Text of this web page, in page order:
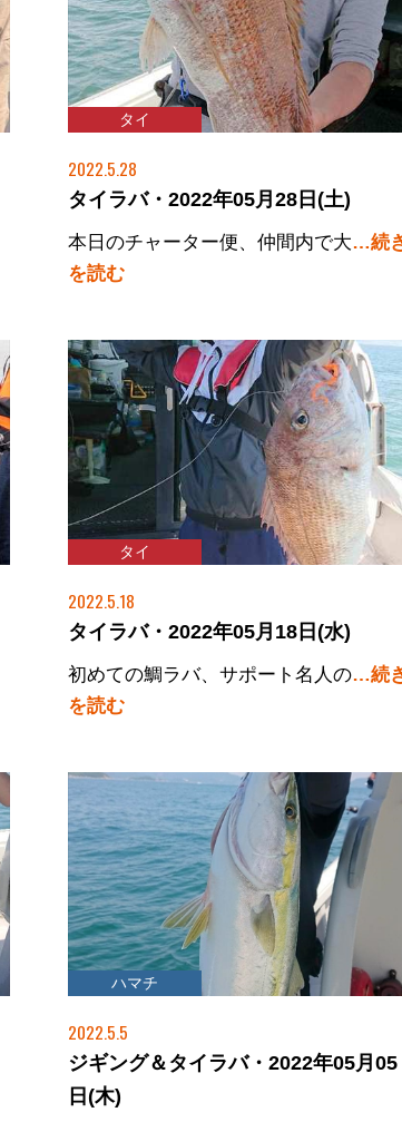
タイ
2022.5.28
タイラバ・2022年05月28日(土)
本日のチャーター便、仲間内で大…続
を読む
タイ
2022.5.18
タイラバ・2022年05月18日(水)
初めての鯛ラバ、サポート名人の…続
を読む
タイ
ハマチ
2022.5.5
ジギング＆タイラバ・2022年05月05
日(木)